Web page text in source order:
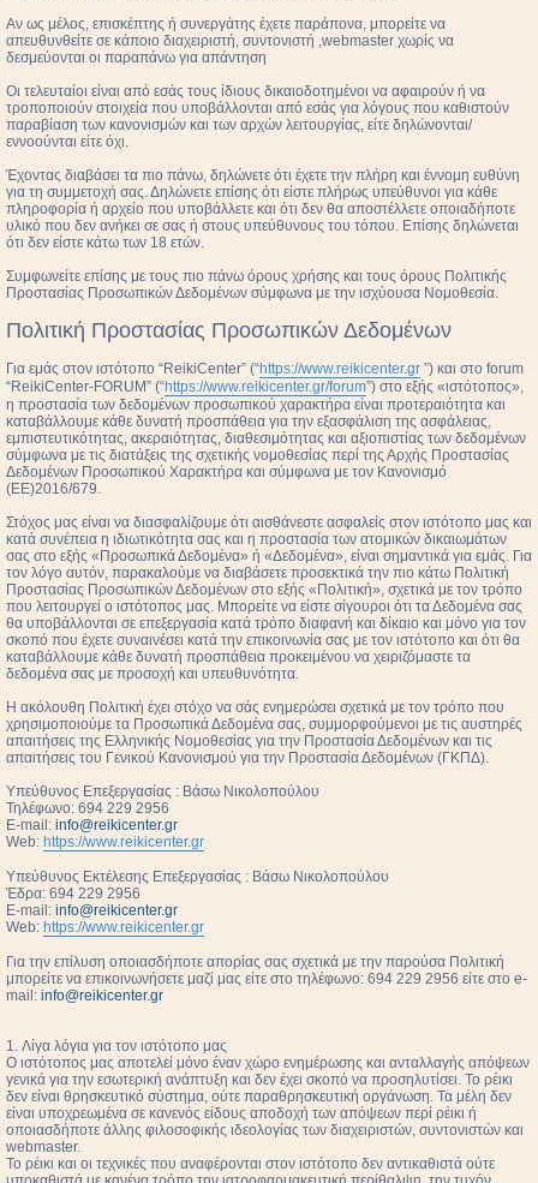
Αν ως μέλος, επισκέπτης ή συνεργάτης έχετε παράπονα, μπορείτε να
απευθυνθείτε σε κάποιο διαχειριστή, συντονιστή ,webmaster χωρίς να
δεσμεύονται οι παραπάνω για απάντηση
Οι τελευταίοι είναι από εσάς τους ίδιους δικαιοδοτημένοι να αφαιρούν ή να
τροποποιούν στοιχεία που υποβάλλονται από εσάς για λόγους που καθιστούν
παραβίαση των κανονισμών και των αρχών λειτουργίας, είτε δηλώνονται/
εννοούνται είτε όχι.
Έχοντας διαβάσει τα πιο πάνω, δηλώνετε ότι έχετε την πλήρη και έννομη ευθύνη
για τη συμμετοχή σας. Δηλώνετε επίσης ότι είστε πλήρως υπεύθυνοι για κάθε
πληροφορία ή αρχείο που υποβάλλετε και ότι δεν θα αποστέλλετε οποιαδήποτε
υλικό που δεν ανήκει σε σας ή στους υπεύθυνους του τόπου. Επίσης δηλώνεται
ότι δεν είστε κάτω των 18 ετών.
Συμφωνείτε επίσης με τους πιο πάνω όρους χρήσης και τους όρους Πολιτικής
Προστασίας Προσωπικών Δεδομένων σύμφωνα με την ισχύουσα Νομοθεσία.
Πολιτική Προστασίας Προσωπικών Δεδομένων
Για εμάς στον ιστότοπο “ReikiCenter” (“https://www.reikicenter.gr ”) και στο forum
“ReikiCenter-FORUM” (“https://www.reikicenter.gr/forum”) στο εξής «ιστότοπος»,
η προστασία των δεδομένων προσωπικού χαρακτήρα είναι προτεραιότητα και
καταβάλλουμε κάθε δυνατή προσπάθεια για την εξασφάλιση της ασφάλειας,
εμπιστευτικότητας, ακεραιότητας, διαθεσιμότητας και αξιοπιστίας των δεδομένων
σύμφωνα με τις διατάξεις της σχετικής νομοθεσίας περί της Αρχής Προστασίας
Δεδομένων Προσωπικού Χαρακτήρα και σύμφωνα με τον Κανονισμό
(ΕΕ)2016/679.
Στόχος μας είναι να διασφαλίζουμε ότι αισθάνεστε ασφαλείς στον ιστότοπο μας και
κατά συνέπεια η ιδιωτικότητα σας και η προστασία των ατομικών δικαιωμάτων
σας στο εξής «Προσωπικά Δεδομένα» ή «Δεδομένα», είναι σημαντικά για εμάς. Για
τον λόγο αυτόν, παρακαλούμε να διαβάσετε προσεκτικά την πιο κάτω Πολιτική
Προστασίας Προσωπικών Δεδομένων στο εξής «Πολιτική», σχετικά με τον τρόπο
που λειτουργεί ο ιστότοπος μας. Μπορείτε να είστε σίγουροι ότι τα Δεδομένα σας
θα υποβάλλονται σε επεξεργασία κατά τρόπο διαφανή και δίκαιο και μόνο για τον
σκοπό που έχετε συναινέσει κατά την επικοινωνία σας με τον ιστότοπο και ότι θα
καταβάλλουμε κάθε δυνατή προσπάθεια προκειμένου να χειριζόμαστε τα
δεδομένα σας με προσοχή και υπευθυνότητα.
Η ακόλουθη Πολιτική έχει στόχο να σάς ενημερώσει σχετικά με τον τρόπο που
χρησιμοποιούμε τα Προσωπικά Δεδομένα σας, συμμορφούμενοι με τις αυστηρές
απαιτήσεις της Ελληνικής Νομοθεσίας για την Προστασία Δεδομένων και τις
απαιτήσεις του Γενικού Κανονισμού για την Προστασία Δεδομένων (ΓΚΠΔ).
Υπεύθυνος Επεξεργασίας : Βάσω Νικολοπούλου
Τηλέφωνο: 694 229 2956
E-mail: info@reikicenter.gr
Web: https://www.reikicenter.gr
Υπεύθυνος Εκτέλεσης Επεξεργασίας : Βάσω Νικολοπούλου
Έδρα: 694 229 2956
E-mail: info@reikicenter.gr
Web: https://www.reikicenter.gr
Για την επίλυση οποιασδήποτε απορίας σας σχετικά με την παρούσα Πολιτική
μπορείτε να επικοινωνήσετε μαζί μας είτε στο τηλέφωνο: 694 229 2956 είτε στο e-
mail: info@reikicenter.gr
1. Λίγα λόγια για τον ιστότοπο μας
Ο ιστότοπος μας αποτελεί μόνο έναν χώρο ενημέρωσης και ανταλλαγής απόψεων
γενικά για την εσωτερική ανάπτυξη και δεν έχει σκοπό να προσηλυτίσει. To ρέικι
δεν είναι θρησκευτικό σύστημα, ούτε παραθρησκευτική οργάνωση. Τα μέλη δεν
είναι υποχρεωμένα σε κανενός είδους αποδοχή των απόψεων περί ρέικι ή
οποιασδήποτε άλλης φιλοσοφικής ιδεολογίας των διαχειριστών, συντονιστών και
webmaster.
Το ρέικι και οι τεχνικές που αναφέρονται στον ιστότοπο δεν αντικαθιστά ούτε